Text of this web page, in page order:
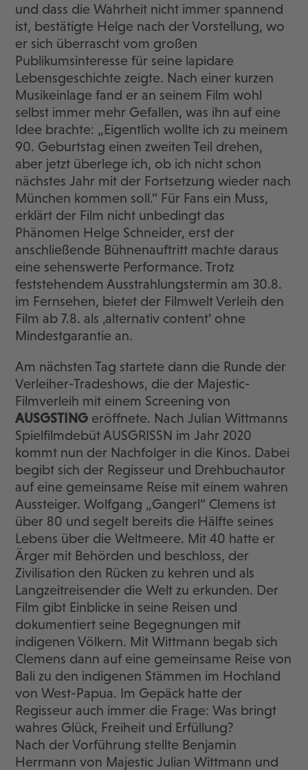
und dass die Wahrheit nicht immer spannend
ist, bestätigte Helge nach der Vorstellung, wo
er sich überrascht vom großen
Publikumsinteresse für seine lapidare
Lebensgeschichte zeigte. Nach einer kurzen
Musikeinlage fand er an seinem Film wohl
selbst immer mehr Gefallen, was ihn auf eine
Idee brachte: „Eigentlich wollte ich zu meinem
90. Geburtstag einen zweiten Teil drehen,
aber jetzt überlege ich, ob ich nicht schon
nächstes Jahr mit der Fortsetzung wieder nach
München kommen soll.“ Für Fans ein Muss,
erklärt der Film nicht unbedingt das
Phänomen Helge Schneider, erst der
anschließende Bühnenauftritt machte daraus
eine sehenswerte Performance. Trotz
feststehendem Ausstrahlungstermin am 30.8.
im Fernsehen, bietet der Filmwelt Verleih den
Film ab 7.8. als ‚alternativ content‘ ohne
Mindestgarantie an.
Am nächsten Tag startete dann die Runde der
Verleiher-Tradeshows, die der Majestic-
Filmverleih mit einem Screening von
AUSGSTING eröffnete. Nach Julian Wittmanns
Spielfilmdebüt AUSGRISSN im Jahr 2020
kommt nun der Nachfolger in die Kinos. Dabei
begibt sich der Regisseur und Drehbuchautor
auf eine gemeinsame Reise mit einem wahren
Aussteiger. Wolfgang „Gangerl“ Clemens ist
über 80 und segelt bereits die Hälfte seines
Lebens über die Weltmeere. Mit 40 hatte er
Ärger mit Behörden und beschloss, der
Zivilisation den Rücken zu kehren und als
Langzeitreisender die Welt zu erkunden. Der
Film gibt Einblicke in seine Reisen und
dokumentiert seine Begegnungen mit
indigenen Völkern. Mit Wittmann begab sich
Clemens dann auf eine gemeinsame Reise von
Bali zu den indigenen Stämmen im Hochland
von West-Papua. Im Gepäck hatte der
Regisseur auch immer die Frage: Was bringt
wahres Glück, Freiheit und Erfüllung?
Nach der Vorführung stellte Benjamin
Herrmann von Majestic Julian Wittmann und